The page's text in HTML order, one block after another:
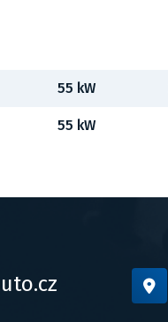
55 kW
55 kW